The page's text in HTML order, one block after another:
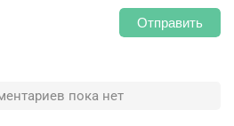
Отправить
пока нет